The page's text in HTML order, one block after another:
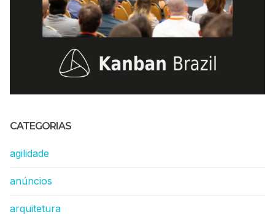
CATEGORIAS
agilidade
anúncios
arquitetura